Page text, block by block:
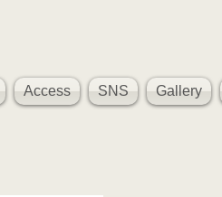
Access SNS Gallery